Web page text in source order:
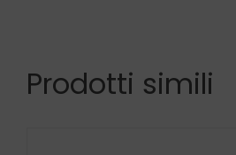
Prodotti simili